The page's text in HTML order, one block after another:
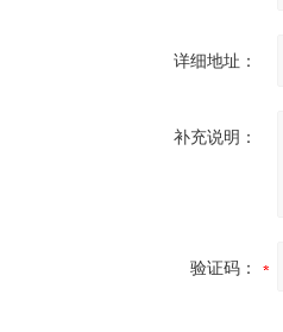
详细地址：
补充说明：
验证码：